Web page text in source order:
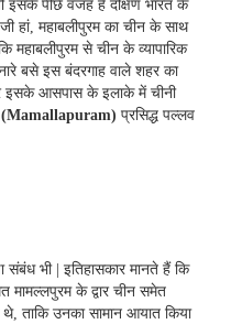
इसके पीछे वजह है दक्षिण भारत के
हां, महाबलीपुरम का चीन के साथ
महाबलीपुरम से चीन के व्यापारिक
बसे इस बंदरगाह वाले शहर का
इसके आसपास के इलाके में चीनी
(Mamallapuram) प्रसिद्ध पल्‍लव
संबंध भी | इतिहासकार मानते हैं कि
मामल्‍लपुरम के द्वार चीन समेत
थे, ताकि उनका सामान आयात किया